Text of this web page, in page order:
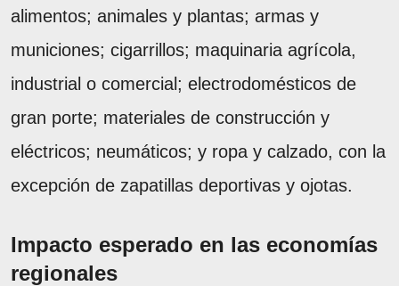
alimentos; animales y plantas; armas y
municiones; cigarrillos; maquinaria agrícola,
industrial o comercial; electrodomésticos de
gran porte; materiales de construcción y
eléctricos; neumáticos; y ropa y calzado, con la
excepción de zapatillas deportivas y ojotas.
Impacto esperado en las economías
regionales